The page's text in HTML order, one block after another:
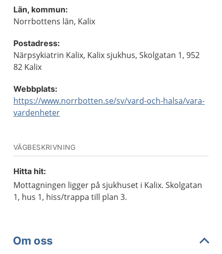
Län, kommun:
Norrbottens län, Kalix
Postadress:
Närpsykiatrin Kalix, Kalix sjukhus, Skolgatan 1, 952
82 Kalix
Webbplats:
https://www.norrbotten.se/sv/vard-och-halsa/vara-
vardenheter
VÄGBESKRIVNING
Hitta hit:
Mottagningen ligger på sjukhuset i Kalix. Skolgatan
1, hus 1, hiss/trappa till plan 3.
Om oss